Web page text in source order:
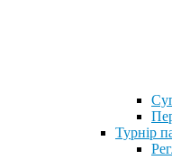
Турнір